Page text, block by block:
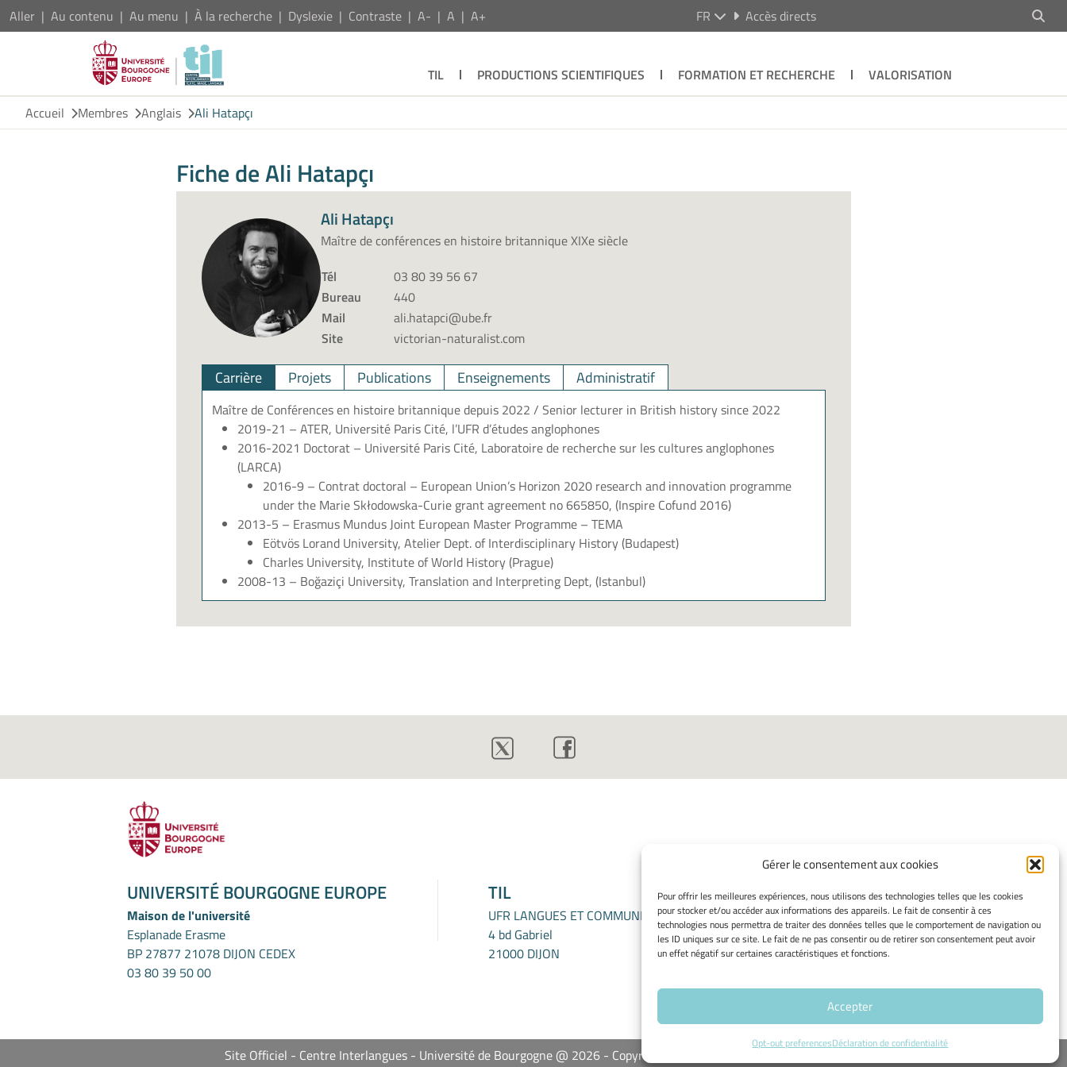
Gérer le consentement aux cookies
Pour offrir les meilleures expériences, nous utilisons des technologies telles que les cookies
pour stocker et/ou accéder aux informations des appareils. Le fait de consentir à ces
technologies nous permettra de traiter des données telles que le comportement de navigation ou
les ID uniques sur ce site. Le fait de ne pas consentir ou de retirer son consentement peut avoir
un effet négatif sur certaines caractéristiques et fonctions.
Accepter
Opt-out preferencesDéclaration de confidentialité
Aller Au contenu Au menu À la recherche Dyslexie Contraste A- A A+ FR Accès directs
TIL PRODUCTIONS SCIENTIFIQUES FORMATION ET RECHERCHE
VALORISATION
Accueil
Membres Anglais Ali Hatapçı
Fiche de Ali Hatapçı
Ali Hatapçı
Maître de conférences en histoire britannique XIXe siècle
Tél
03 80 39 56 67
Bureau
440
Mail
ali.hatapci@ube.fr
Site
victorian-naturalist.com
Carrière Projets Publications Enseignements Administratif
Maître de Conférences en histoire britannique depuis 2022 / Senior lecturer in British history since 2022
2019-21 – ATER, Université Paris Cité, l’UFR d’études anglophones
2016-2021 Doctorat – Université Paris Cité, Laboratoire de recherche sur les cultures anglophones
(LARCA)
2016-9 – Contrat doctoral – European Union’s Horizon 2020 research and innovation programme
under the Marie Skłodowska-Curie grant agreement no 665850, (Inspire Cofund 2016)
2013-5 – Erasmus Mundus Joint European Master Programme – TEMA
Eötvös Lorand University, Atelier Dept. of Interdisciplinary History (Budapest)
Charles University, Institute of World History (Prague)
2008-13 – Boğaziçi University, Translation and Interpreting Dept, (Istanbul)
UNIVERSITÉ BOURGOGNE EUROPE
Maison de l'université
Esplanade Erasme
BP 27877 21078 DIJON CEDEX
03 80 39 50 00
TIL
UFR LANGUES ET COMMUNICATION
4 bd Gabriel
21000 DIJON
INFORMATIONS LÉGALES
Mentions légales
Gérer mes cookies
Politique de cookies
Avertissement
Site Officiel - Centre Interlangues - Université de Bourgogne @ 2026 Copyright Université de Bourgogne Europe